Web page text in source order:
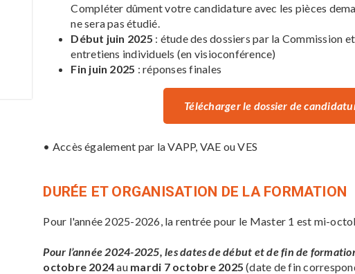
Compléter dûment votre candidature avec les pièces
ne sera pas étudié.
Début juin 2025 : étude des dossiers par la Commission
entretiens individuels (en visioconférence)
Fin juin 2025 : réponses finales
Télécharger le dossier de
• Accès également par la VAPP, VAE ou VES
DURÉE ET ORGANISATION DE LA FORMATION
Pour l'année 2025-2026, la rentrée pour le Master 1 est mi-
Pour l’année 2024-2025, les dates de début et de fin de
octobre 2024au mardi 7 octobre 2025 (date de fin